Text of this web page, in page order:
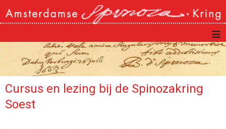
≡
Cursus en lezing bij de Spinozakring
Soest